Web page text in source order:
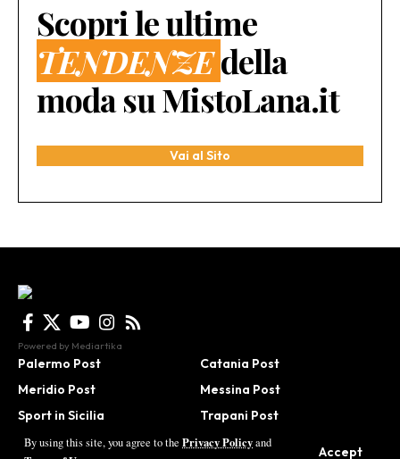
By using this site, you agree to the Privacy Policyand
Accept
Scopri le ultime
TENDENZEdella
moda su MistoLana.it
Vai al Sito
Powered by Mediartika
Palermo Post
Meridio Post
Sport in Sicilia
Agrigento Post
Catania Post
Messina Post
Trapani Post
Be in Sicily